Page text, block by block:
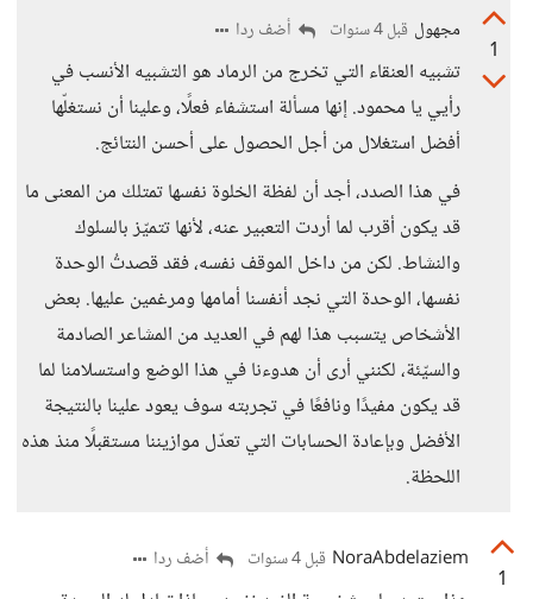
1
مجهول قبل 4 سنوات أضف ردا
تشبيه العنقاء التي تخرج من الرماد هو التشبيه الأنسب في
رأيي يا محمود. إنها مسألة استشفاء فعلًا، وعلينا أن نستغلّها
أفضل استغلال من أجل الحصول على أحسن النتائج.
في هذا الصدد، أجد أن لفظة الخلوة نفسها تمتلك من المعنى ما
قد يكون أقرب لما أردت التعبير عنه، لأنها تتميّز بالسلوك
والنشاط. لكن من داخل الموقف نفسه، فقد قصدتُ الوحدة
نفسها، الوحدة التي نجد أنفسنا أمامها ومرغمين عليها. بعض
الأشخاص يتسبب هذا لهم في العديد من المشاعر الصادمة
والسيّئة، لكنني أرى أن هدوءنا في هذا الوضع واستسلامنا لما
قد يكون مفيدًا ونافعًا في تجربته سوف يعود علينا بالنتيجة
الأفضل وبإعادة الحسابات التي تعدّل موازيننا مستقبلًا منذ هذه
اللحظة.
1
NoraAbdelaziem قبل 4 سنوات أضف ردا